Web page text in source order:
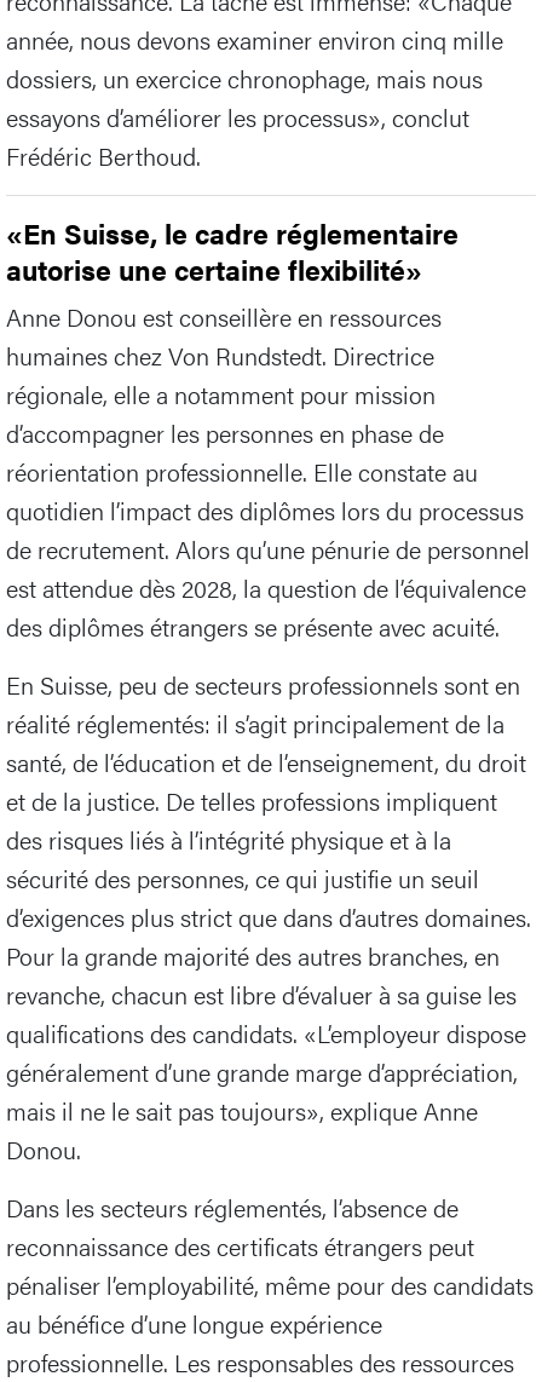
année, nous devons examiner environ cinq mille
dossiers, un exercice chronophage, mais nous
essayons d’améliorer les processus», conclut
Frédéric Berthoud.
«En Suisse, le cadre réglementaire
autorise une certaine flexibilité»
Anne Donou est conseillère en ressources
humaines chez Von Rundstedt. Directrice
régionale, elle a notamment pour mission
d’accompagner les personnes en phase de
réorientation professionnelle. Elle constate au
quotidien l’impact des diplômes lors du processus
de recrutement. Alors qu’une pénurie de personnel
est attendue dès 2028, la question de l’équivalence
des diplômes étrangers se présente avec acuité.
En Suisse, peu de secteurs professionnels sont en
réalité réglementés: il s’agit principalement de la
santé, de l’éducation et de l’enseignement, du droit
et de la justice. De telles professions impliquent
des risques liés à l’intégrité physique et à la
sécurité des personnes, ce qui justifie un seuil
d’exigences plus strict que dans d’autres domaines.
Pour la grande majorité des autres branches, en
revanche, chacun est libre d’évaluer à sa guise les
qualifications des candidats. «L’employeur dispose
généralement d’une grande marge d’appréciation,
mais il ne le sait pas toujours», explique Anne
Donou.
Dans les secteurs réglementés, l’absence de
reconnaissance des certificats étrangers peut
pénaliser l’employabilité, même pour des candidats
au bénéfice d’une longue expérience
professionnelle. Les responsables des ressources